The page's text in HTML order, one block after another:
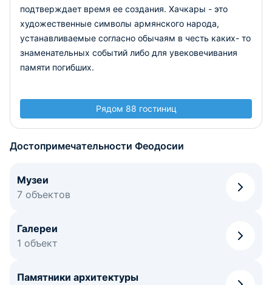
подтверждает время ее создания. Хачкары - это
художественные символы армянского народа,
устанавливаемые согласно обычаям в честь каких- то
знаменательных событий либо для увековечивания
памяти погибших.
Рядом 88 гостиниц
Достопримечательности Феодосии
Музеи
7 объектов
Галереи
1 объект
Памятники архитектуры